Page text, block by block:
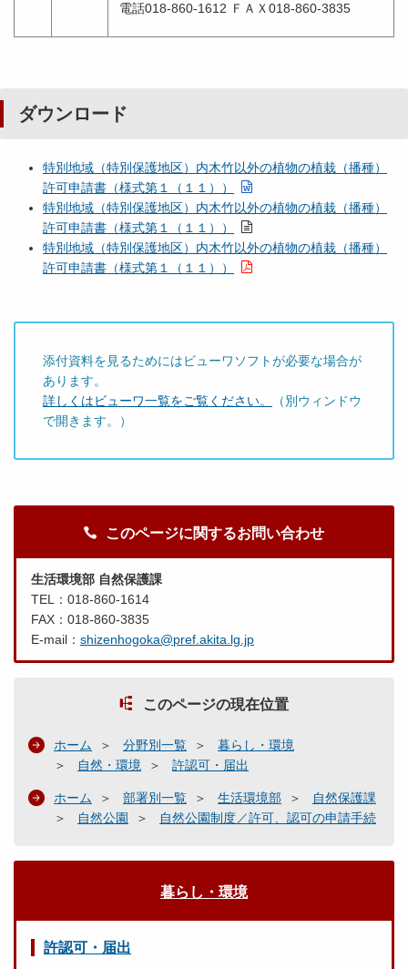
電話018-860-1612 ＦＡＸ018-860-3835
ダウンロード
特別地域（特別保護地区）内木竹以外の植物の植栽（播種）
許可申請書（様式第１（１１））
特別地域（特別保護地区）内木竹以外の植物の植栽（播種）
許可申請書（様式第１（１１））
特別地域（特別保護地区）内木竹以外の植物の植栽（播種）
許可申請書（様式第１（１１））
添付資料を見るためにはビューワソフトが必要な場合が
あります。
詳しくはビューワ一覧をご覧ください。
（別ウィンドウ
で開きます。）
このページに関するお問い合わせ
生活環境部 自然保護課
TEL：018-860-1614
FAX：018-860-3835
E-mail： shizenhogoka@pref.akita.lg.jp
このページの現在位置
ホーム 分野別一覧
暮らし・環境
自然・環境
許認可・届出
ホーム 部署別一覧 生活環境部
自然保護課
自然公園
自然公園制度／許可、認可の申請手続
暮らし・環境
許認可・届出